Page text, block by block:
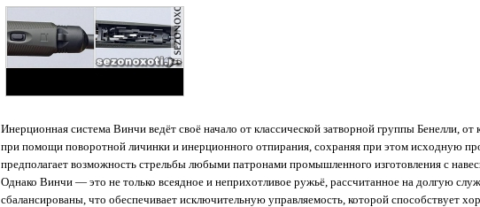
Инерционная система Винчи ведёт своё начало от классической затворной группы Бенелли,
при помощи поворотной личинки и инерционного отпирания, сохраняя при этом исходную
предполагает возможность стрельбы любыми патронами промышленного изготовления с
Однако Винчи — это не только всеядное и неприхотливое ружьё, рассчитанное на долгую
сбалансированы, что обеспечивает исключительную управляемость, которой способствует